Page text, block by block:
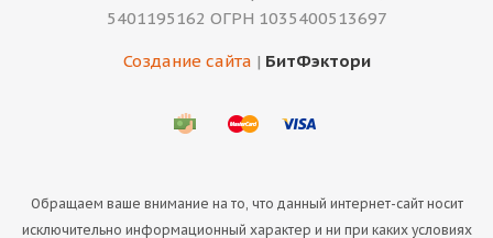
5401195162 ОГРН 1035400513697
Создание сайта | БитФэктори
Обращаем ваше внимание на то, что данный интернет-сайт носит
исключительно информационный характер и ни при каких условиях